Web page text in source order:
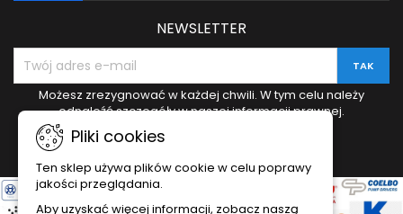
Pliki cookies
Ten sklep używa plików cookie w celu poprawy
jakości przeglądania.
Aby uzyskać więcej informacji, zobacz naszą
NEWSLETTER
Możesz zrezygnować w każdej chwili. W tym celu należy
odnaleźć szczegóły w naszej informacji prawnej.